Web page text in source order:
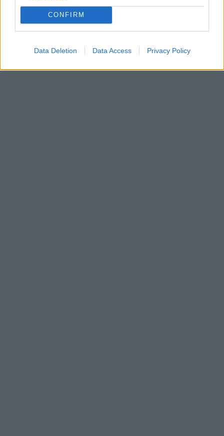
CONFIRM
Data Deletion Data Access Privacy Policy